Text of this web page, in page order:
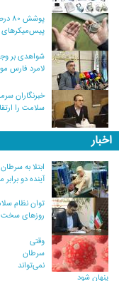
شواهدی بر
لامرد فارس
خبرنگاران
سلامت را
اخبار
آینده دو
توان نظام
روزهای
وقتی
سرطان
نمی‌تواند
پنهان شود